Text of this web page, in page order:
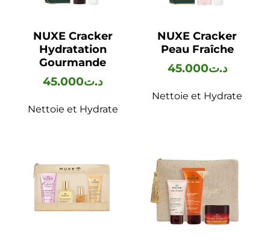
NUXE Cracker
Hydratation
Gourmande
د.ت45.000
Nettoie et Hydrate
NUXE Cracker
Peau Fraîche
د.ت45.000
Nettoie et Hydrate